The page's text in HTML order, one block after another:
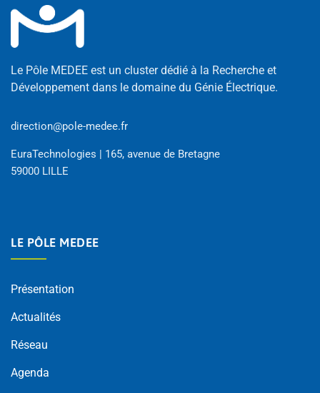
Le Pôle MEDEE est un cluster dédié à la Recherche et
Développement dans le domaine du Génie Électrique.
direction@pole-medee.fr
EuraTechnologies | 165, avenue de Bretagne
59000 LILLE
LE PÔLE MEDEE
Présentation
Actualités
Réseau
Agenda